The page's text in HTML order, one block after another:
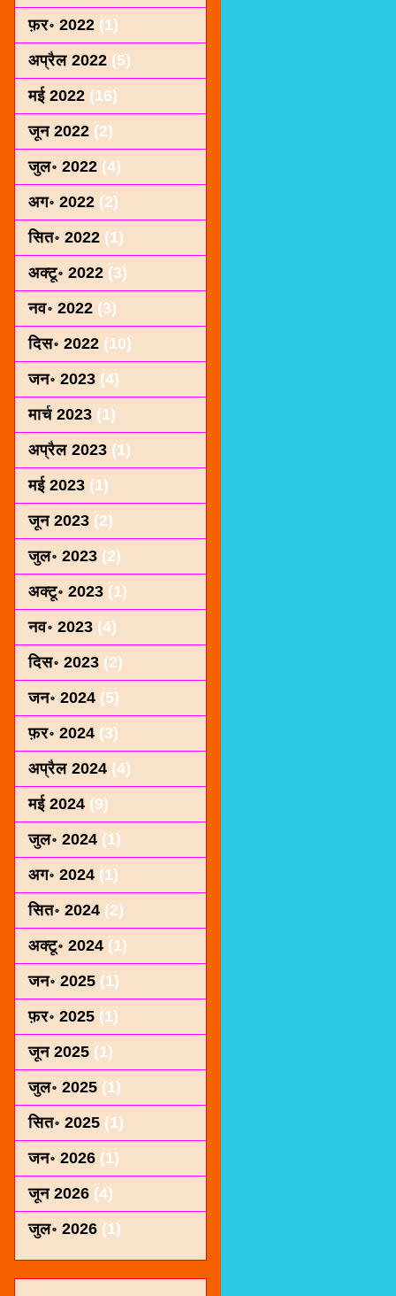
फ़र॰ 2022 (1)
अप्रैल 2022 (5)
मई 2022 (16)
जून 2022 (2)
जुल॰ 2022 (4)
अग॰ 2022 (2)
सित॰ 2022 (1)
अक्टू॰ 2022 (3)
नव॰ 2022 (3)
दिस॰ 2022 (10)
जन॰ 2023 (4)
मार्च 2023 (1)
अप्रैल 2023 (1)
मई 2023 (1)
जून 2023 (2)
जुल॰ 2023 (2)
अक्टू॰ 2023 (1)
नव॰ 2023 (4)
दिस॰ 2023 (2)
जन॰ 2024 (5)
फ़र॰ 2024 (3)
अप्रैल 2024 (4)
मई 2024 (9)
जुल॰ 2024 (1)
अग॰ 2024 (1)
सित॰ 2024 (2)
अक्टू॰ 2024 (1)
जन॰ 2025 (1)
फ़र॰ 2025 (1)
जून 2025 (1)
जुल॰ 2025 (1)
सित॰ 2025 (1)
जन॰ 2026 (1)
जून 2026 (4)
जुल॰ 2026 (1)